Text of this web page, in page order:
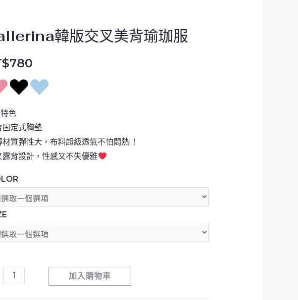
韓版交叉美背瑜珈服
780
色
固定式胸墊
材質彈性大，布料超級透氣不怕悶熱!！
露背設計，性感又不失優雅
加入購物車